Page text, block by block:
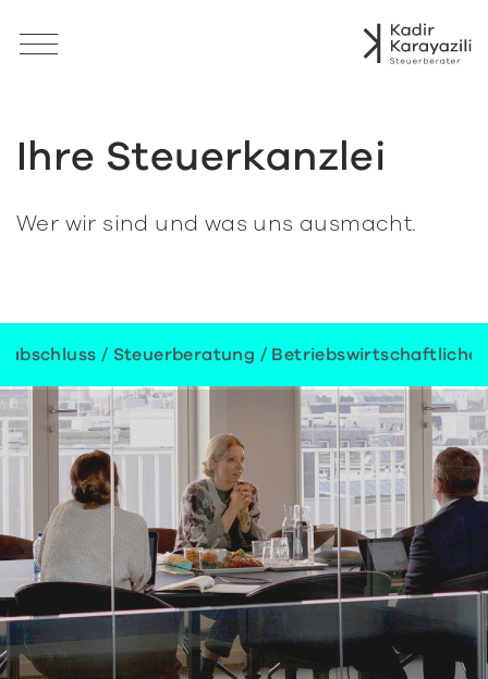
Ihre Steuerkanzlei
Wer wir sind und was uns ausmacht.
/ Steuerberatung / Betriebswirtschaftliche